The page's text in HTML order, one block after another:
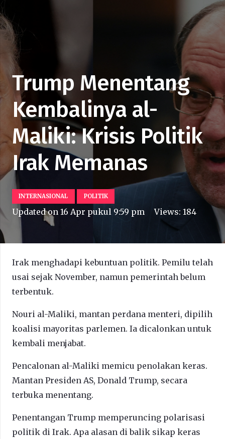
Trump Menentang
Kembalinya al-
Maliki: Krisis Politik
Irak Memanas
INTERNASIONAL POLITIK
Updated on 16 Apr pukul 9:59 pm Views:184
Irak menghadapi kebuntuan politik. Pemilu telah
usai sejak November, namun pemerintah belum
terbentuk.
Nouri al-Maliki, mantan perdana menteri, dipilih
koalisi mayoritas parlemen. Ia dicalonkan untuk
kembali menjabat.
Pencalonan al-Maliki memicu penolakan keras.
Mantan Presiden AS, Donald Trump, secara
terbuka menentang.
Penentangan Trump memperuncing polarisasi
politik di Irak. Apa alasan di balik sikap keras